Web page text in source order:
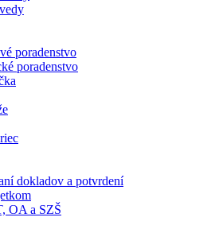
poradenstvo
poradenstvo
dokladov a potvrdení
OA a SZŠ